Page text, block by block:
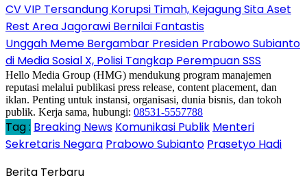
CV VIP Tersandung Korupsi Timah, Kejagung Sita Aset
Rest Area Jagorawi Bernilai Fantastis
Unggah Meme Bergambar Presiden Prabowo Subianto
di Media Sosial X, Polisi Tangkap Perempuan SSS
Hello Media Group (HMG) mendukung program manajemen
reputasi melalui publikasi press release, content placement, dan
iklan. Penting untuk instansi, organisasi, dunia bisnis, dan tokoh
publik. Kerja sama, hubungi: 08531-5557788
Tag : Breaking News Komunikasi Publik Menteri
Sekretaris Negara Prabowo Subianto Prasetyo Hadi
Berita Terbaru